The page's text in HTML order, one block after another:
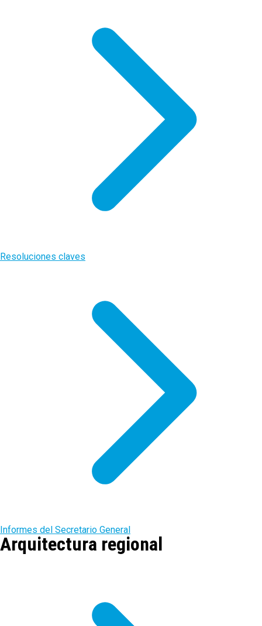
Resoluciones claves
Informes del Secretario General
Arquitectura regional